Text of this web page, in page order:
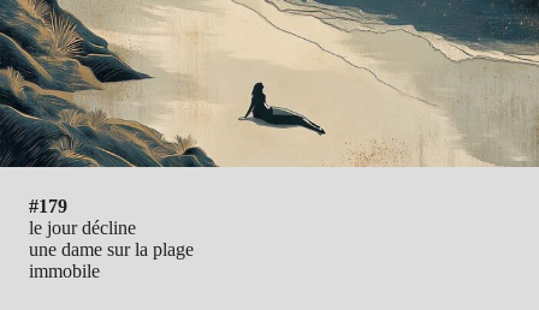
#179
le jour décline
une dame sur la plage
immobile